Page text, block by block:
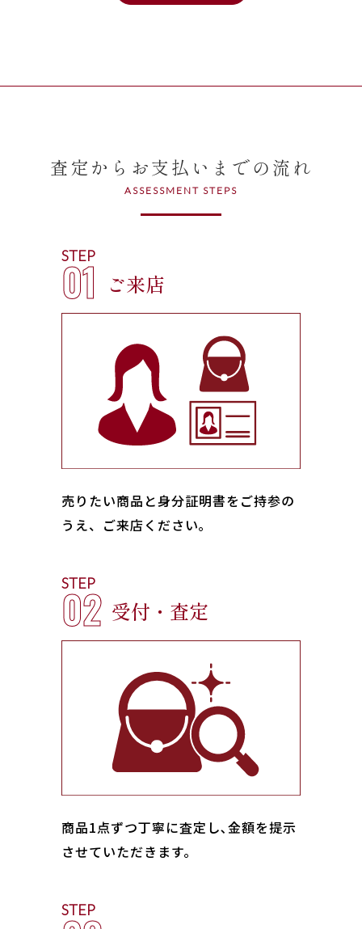
査定からお支払いまでの流れ
ASSESSMENT STEPS
STEP
01 ご来店
売りたい商品と身分証明書をご持参の
うえ、ご来店ください｡
STEP
02 受付・査定
商品1点ずつ丁寧に査定し､金額を提示
させていただきます。
STEP